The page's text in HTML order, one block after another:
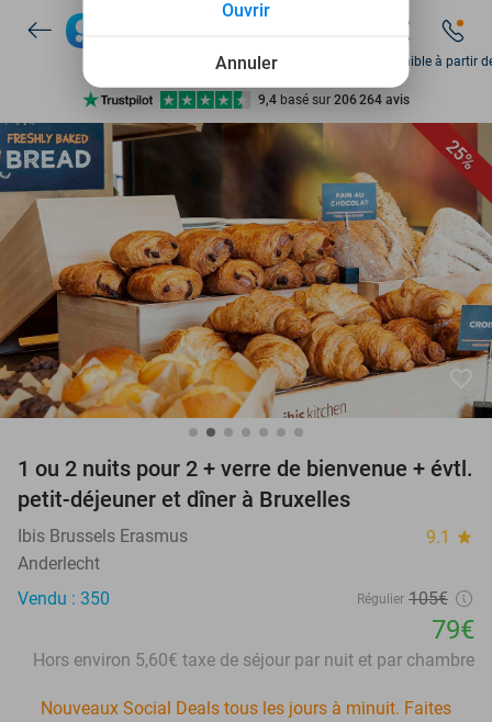
Disponible 7 jours par semaine
+ de 10 millions de membres
9,4 basé sur 206 264 avis
Découvrez + de 15.000 deals
Disponible 7 jours par semaine
+ de 10 millions de membres
Disponible à partir
25%
favorite_border
1 ou 2 nuits pour 2 + verre de bienvenue + évtl.
petit-déjeuner et dîner à Bruxelles
Ibis Brussels Erasmus 9.1 star
Anderlecht
Vendu : 350
Régulier 105€
79€
Hors environ 5,60€ taxe de séjour par nuit et par chambre
Nouveaux Social Deals tous les jours à minuit. Faites
Annuler
Ouvrir